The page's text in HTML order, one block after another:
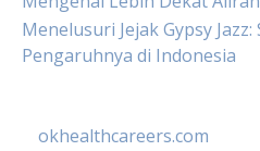
Menelusuri Jejak Gypsy Jazz:
Pengaruhnya di Indonesia
okhealthcareers.com